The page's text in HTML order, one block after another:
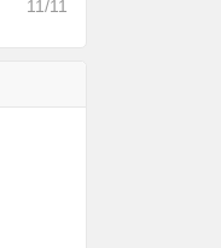
11/11